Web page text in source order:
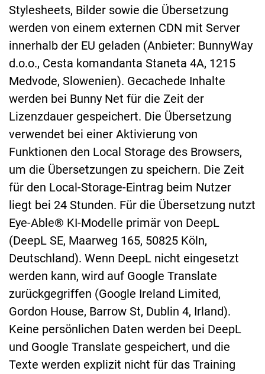
Stylesheets, Bilder sowie die Übersetzung
werden von einem externen CDN mit Server
innerhalb der EU geladen (Anbieter: BunnyWay
d.o.o., Cesta komandanta Staneta 4A, 1215
Medvode, Slowenien). Gecachede Inhalte
werden bei Bunny Net für die Zeit der
Lizenzdauer gespeichert. Die Übersetzung
verwendet bei einer Aktivierung von
Funktionen den Local Storage des Browsers,
um die Übersetzungen zu speichern. Die Zeit
für den Local-Storage-Eintrag beim Nutzer
liegt bei 24 Stunden. Für die Übersetzung nutzt
Eye-Able® KI-Modelle primär von DeepL
(DeepL SE, Maarweg 165, 50825 Köln,
Deutschland). Wenn DeepL nicht eingesetzt
werden kann, wird auf Google Translate
zurückgegriffen (Google Ireland Limited,
Gordon House, Barrow St, Dublin 4, Irland).
Keine persönlichen Daten werden bei DeepL
und Google Translate gespeichert, und die
Texte werden explizit nicht für das Training